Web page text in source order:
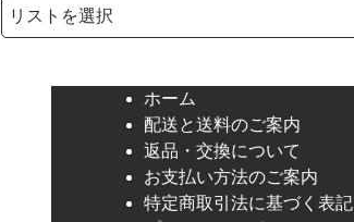
検索リストの選択
ホーム
配送と送料のご案内
返品・交換について
お支払い方法のご案内
特定商取引法に基づく表記